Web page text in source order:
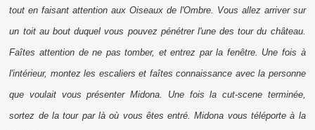
tout en faisant attention aux Oiseaux de l'Ombre. Vous allez arriver sur
un toit au bout duquel vous pouvez pénétrer l'une des tour du château.
Faîtes attention de ne pas tomber, et entrez par la fenêtre. Une fois à
l'intérieur, montez les escaliers et faîtes connaissance avec la personne
que voulait vous présenter Midona. Une fois la cut-scene terminée,
sortez de la tour par là où vous êtes entré. Midona vous téléporte à la